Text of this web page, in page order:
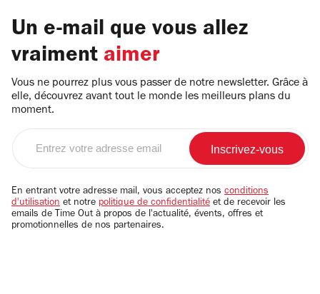
Un e-mail que vous allez
vraiment aimer
Vous ne pourrez plus vous passer de notre newsletter. Grâce à
elle, découvrez avant tout le monde les meilleurs plans du
moment.
email
En entrant votre adresse mail, vous acceptez nos conditions
d'utilisation et notre politique de confidentialité et de recevoir les
emails de Time Out à propos de l'actualité, évents, offres et
promotionnelles de nos partenaires.